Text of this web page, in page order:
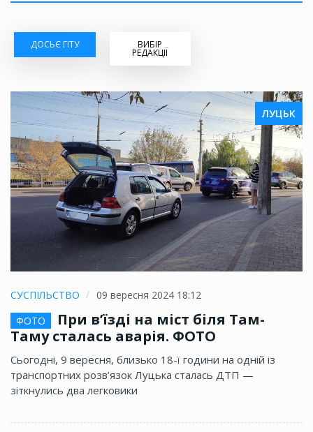
ДОСЬЄ ГІТУ ВИБІР
РЕДАКЦІЇ
ЛУЦЬК
СУСПІЛЬСТВО
09 вересня 2024 18:12
ФОТО
При в’їзді на міст біля Там-
Таму сталась аварія. ФОТО
Сьогодні, 9 вересня, близько 18-ї години на одній із
транспортних розв’язок Луцька сталась ДТП —
зіткнулись два легковики